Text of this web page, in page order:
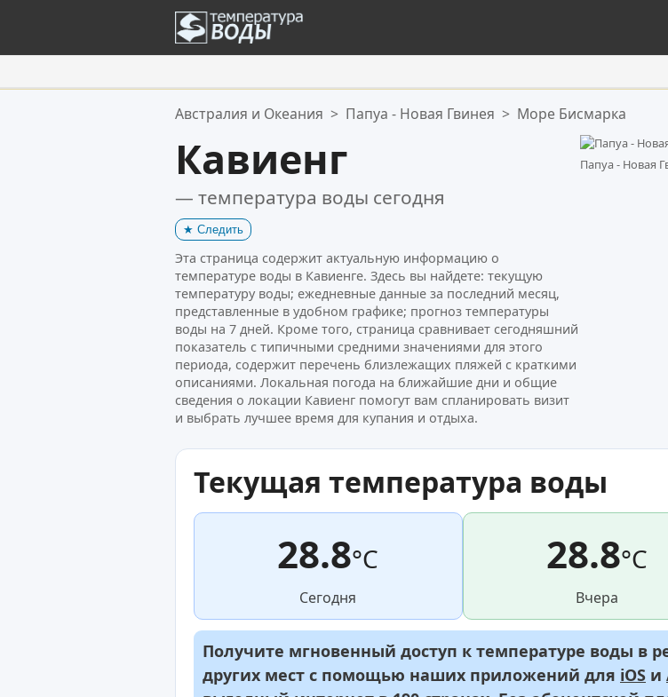
Ваше избранное:
Австралия и Океания > Папуа - Новая Гвинея > Море Бисмарка
Кавиенг
— температура воды сегодня
★ Следить
Эта страница содержит актуальную информацию о
температуре воды в Кавиенге. Здесь вы найдете: текущую
температуру воды; ежедневные данные за последний месяц,
представленные в удобном графике; прогноз температуры
воды на 7 дней. Кроме того, страница сравнивает сегодняшний
показатель с типичными средними значениями для этого
периода, содержит перечень близлежащих пляжей с краткими
описаниями. Локальная погода на ближайшие дни и общие
сведения о локации Кавиенг помогут вам спланировать визит
и выбрать лучшее время для купания и отдыха.
Папуа - Новая
Текущая температура воды
28.8°C
Сегодня
28.8°C
Вчера
Получите мгновенный доступ к температуре воды в
других мест с помощью наших приложений для iOS и